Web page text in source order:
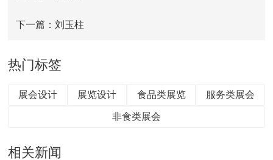
下一篇：刘玉柱
热门标签
展会设计 展览设计 食品类展览 服务类展会
非食类展会
相关新闻